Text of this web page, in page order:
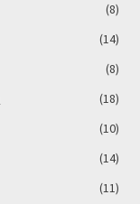
(8)
(14)
(8)
(18)
(10)
(14)
(11)